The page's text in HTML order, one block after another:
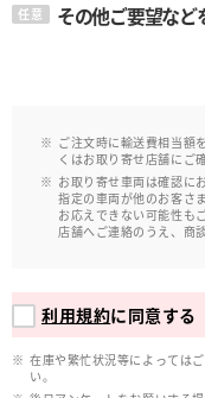
任意 その他ご要望など
ご注文時に輸送費相当額
くはお取り寄せ店舗にご
お取り寄せ車両は確認に
指定の車両が他のお客さ
お応えできない可能性も
店舗へご連絡のうえ、商
利用規約に同意する
在庫や繁忙状況等によっては
い。